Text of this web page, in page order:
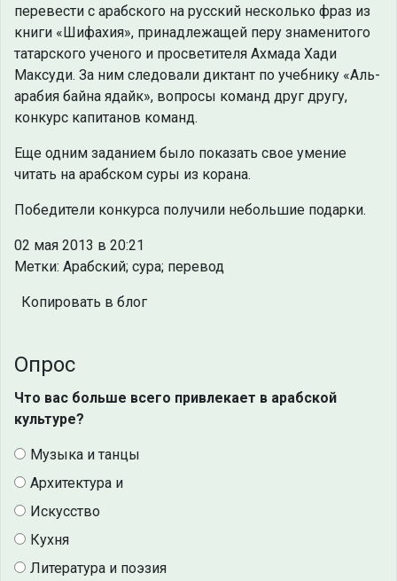
перевести с арабского на русский несколько фраз из
книги «Шифахия», принадлежащей перу знаменитого
татарского ученого и просветителя Ахмада Хади
Максуди. За ним следовали диктант по учебнику «Аль-
арабия байна ядайк», вопросы команд друг другу,
конкурс капитанов команд.
Еще одним заданием было показать свое умение
читать на арабском суры из корана.
Победители конкурса получили небольшие подарки.
02 мая 2013 в 20:21
Метки: Арабский; сура; перевод
Копировать в блог
Опрос
Что вас больше всего привлекает в арабской
культуре?
Музыка и танцы
Архитектура и
Искусство
Кухня
Литература и поэзия